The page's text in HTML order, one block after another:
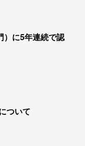
）に5年連続で認
ついて